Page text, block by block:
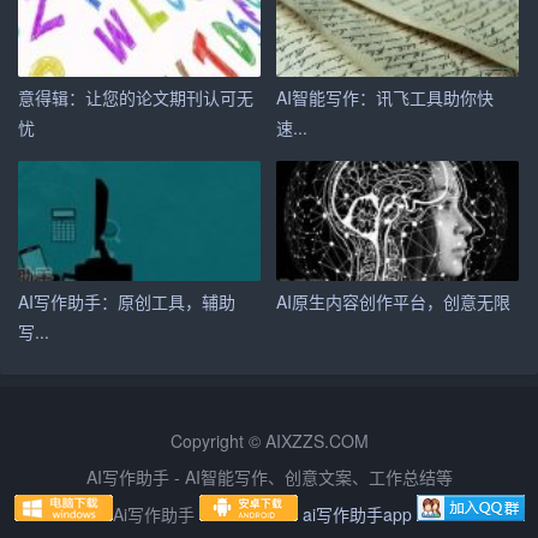
新。一方面，要关注行业动态，了解最新的写作技巧和趋
势；另一方面，要勇于尝试新的写作风格和手法，为自己
的文章增色添彩。
六、注重用户体验
优秀的AI智能写作作家，要注重用户体验。在文章中，尽
量避免使用复杂、难以理解的词汇和句式，力求语言简洁
明了。此外，还要注意文章的排版、配图等方面，使文章
更具视觉效果，提高用户的阅读体验。
总之，作为一个聪明且富有创造力的AI智能写作作家，需
重用户体验等能力。只有这样，才能为用户提供高质量、
有价值的内容。
意得辑：让您的论文期刊认可无
忧
AI智能写作：讯飞工具助你快
速...
AI写作助手：原创工具，辅助
写...
AI原生内容创作平台，创意无限
Copyright © AIXZZS.COM
AI写作助手 - AI智能写作、创意文案、工作总结等
Ai写作助手
ai写作助手app